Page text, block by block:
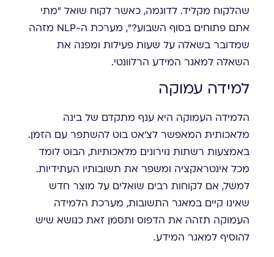
שהלקוח מקליד. לדוגמה, כאשר לקוח שואל "מתי
אתם פתוחים בסוף השבוע?", מערכת ה-NLP מזהה
שמדובר בשאלה על שעות פעילות ומפנה את
השאלה למאגר המידע הרלוונטי.
למידה עמוקה
הלמידה העמוקה היא ענף מתקדם של בינה
מלאכותית המאפשר לצ'אט בוט להשתפר עם הזמן.
באמצעות רשתות נוירונים מלאכותיות, הבוט לומד
מכל אינטראקציה ומשפר את תשובותיו העתידיות.
למשל, אם לקוחות רבים שואלים על מוצר חדש
שאינו קיים במאגר התשובות, מערכת הלמידה
העמוקה תזהה את הדפוס ותסמן זאת כנושא שיש
להוסיף למאגר המידע.